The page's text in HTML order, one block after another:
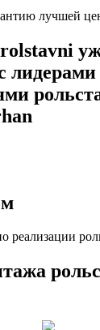
лучшей
лидерами
реализации